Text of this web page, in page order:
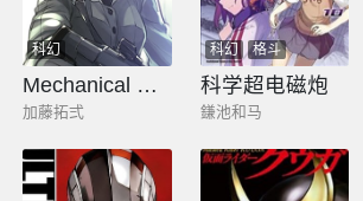
科幻
Mechanical Buddy Universe
加藤拓弍
科幻 格斗
科学超电磁炮
鎌池和马